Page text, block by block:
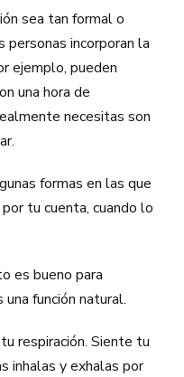
sea tan formal o
personas incorporan la
ejemplo, pueden
una hora de
necesitas son
formas en las que
tu cuenta, cuando lo
es bueno para
función natural.
respiración. Siente tu
inhalas y exhalas por